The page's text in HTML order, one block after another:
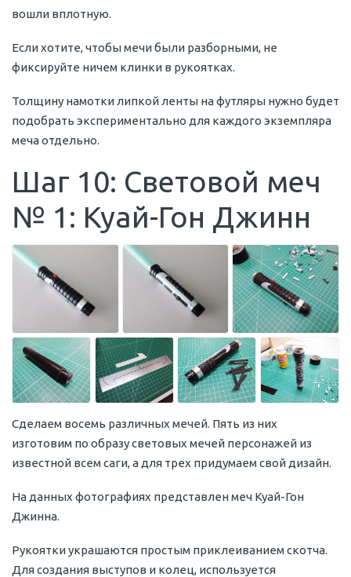
вошли вплотную.
Если хотите, чтобы мечи были разборными, не
фиксируйте ничем клинки в рукоятках.
Толщину намотки липкой ленты на футляры нужно будет
подобрать экспериментально для каждого экземпляра
меча отдельно.
Шаг 10: Световой меч
№ 1: Куай-Гон Джинн
Сделаем восемь различных мечей. Пять из них
изготовим по образу световых мечей персонажей из
известной всем саги, а для трех придумаем свой дизайн.
На данных фотографиях представлен меч Куай-Гон
Джинна.
Рукоятки украшаются простым приклеиванием скотча.
Для создания выступов и колец, используется